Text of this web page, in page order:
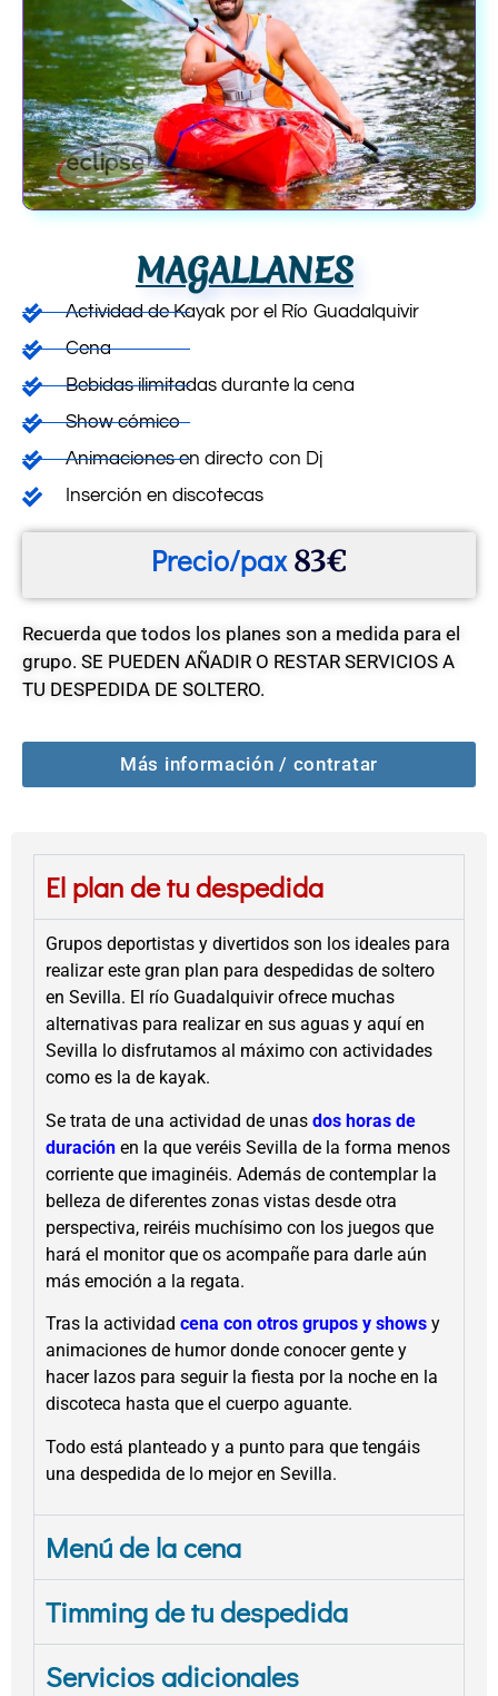
MAGALLANES
Actividad de Kayak por el Río Guadalquivir
Cena
Bebidas ilimitadas durante la cena
Show cómico
Animaciones en directo con Dj
Inserción en discotecas
Precio/pax 83€
Recuerda que todos los planes son a medida para el
grupo. SE PUEDEN AÑADIR O RESTAR SERVICIOS A
TU DESPEDIDA DE SOLTERO.
Más información / contratar
El plan de tu despedida
Grupos deportistas y divertidos son los ideales para
realizar este gran plan para despedidas de soltero
en Sevilla. El río Guadalquivir ofrece muchas
alternativas para realizar en sus aguas y aquí en
Sevilla lo disfrutamos al máximo con actividades
como es la de kayak.
Se trata de una actividad de unas dos horas de
duración en la que veréis Sevilla de la forma menos
corriente que imaginéis. Además de contemplar la
belleza de diferentes zonas vistas desde otra
perspectiva, reiréis muchísimo con los juegos que
hará el monitor que os acompañe para darle aún
más emoción a la regata.
Tras la actividad cena con otros grupos y shows y
animaciones de humor donde conocer gente y
hacer lazos para seguir la fiesta por la noche en la
discoteca hasta que el cuerpo aguante.
Todo está planteado y a punto para que tengáis
una despedida de lo mejor en Sevilla.
Menú de la cena
Timming de tu despedida
Servicios adicionales